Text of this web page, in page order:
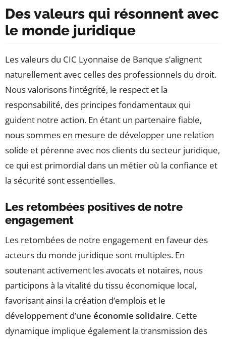
Des valeurs qui résonnent avec
le monde juridique
Les valeurs du CIC Lyonnaise de Banque s’alignent
naturellement avec celles des professionnels du droit.
Nous valorisons l’intégrité, le respect et la
responsabilité, des principes fondamentaux qui
guident notre action. En étant un partenaire fiable,
nous sommes en mesure de développer une relation
solide et pérenne avec nos clients du secteur juridique,
ce qui est primordial dans un métier où la confiance et
la sécurité sont essentielles.
Les retombées positives de notre
engagement
Les retombées de notre engagement en faveur des
acteurs du monde juridique sont multiples. En
soutenant activement les avocats et notaires, nous
participons à la vitalité du tissu économique local,
favorisant ainsi la création d’emplois et le
développement d’une économie solidaire. Cette
dynamique implique également la transmission des